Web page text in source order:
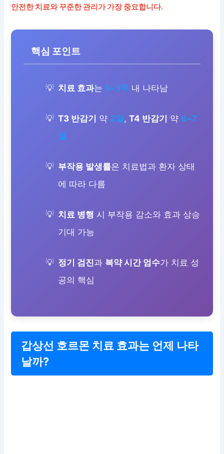
안전한 치료와 꾸준한 관리가 가장 중요합니다.
핵심 포인트
치료 효과는 1~3주 내 나타남
T3 반감기 약 2일 ,T4 반감기 약 6~7
일
부작용 발생률은 치료법과 환자 상태
에 따라 다름
치료 병행 시 부작용 감소와 효과 상승
기대 가능
정기 검진과 복약 시간 엄수가 치료 성
공의 핵심
갑상선 호르몬 치료 효과는 언제 나타
날까?